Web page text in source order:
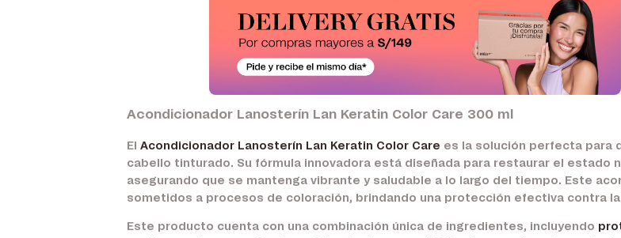
Acondicionador Lanosterín Lan Keratin Color Care 300 ml
El Acondicionador Lanosterín Lan Keratin Color Care es la solución perfecta para
cabello tinturado. Su fórmula innovadora está diseñada para restaurar el estado
asegurando que se mantenga vibrante y saludable a lo largo del tiempo. Este
sometidos a procesos de coloración, brindando una protección efectiva contra
Este producto cuenta con una combinación única de ingredientes, incluyendo